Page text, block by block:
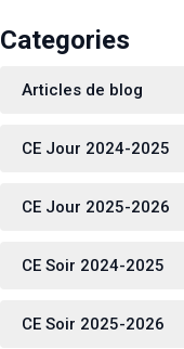
Categories
Articles de blog
CE Jour 2024-2025
CE Jour 2025-2026
CE Soir 2024-2025
CE Soir 2025-2026